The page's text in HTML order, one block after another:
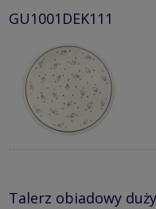
GU1001DEK111
Talerz obiadowy